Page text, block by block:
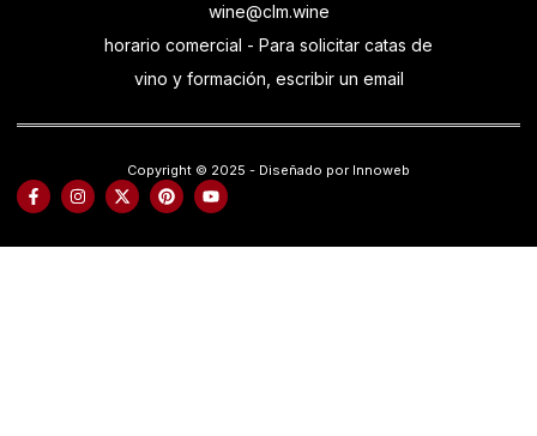
wine@clm.wine
horario comercial - Para solicitar catas de
vino y formación, escribir un email
Copyright © 2025 - Diseñado por Innoweb